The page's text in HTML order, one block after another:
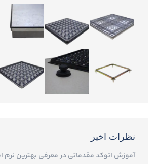
نظرات اخیر
آموزش اتوکد مقدماتی درمعرفی بهترین نرم